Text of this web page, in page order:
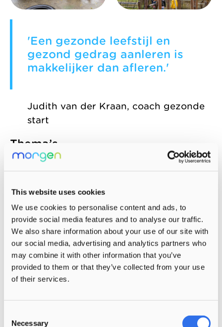
This website uses cookies
We use cookies to personalise content and ads, to
provide social media features and to analyse our traffic.
We also share information about your use of our site with
our social media, advertising and analytics partners who
may combine it with other information that you’ve
provided to them or that they’ve collected from your use
of their services.
Selection
Necessary
'Een gezonde leefstijl en
gezond gedrag aanleren is
makkelijker dan afleren.'
Judith van der Kraan, coach gezonde
start
Thema’s
Bij gezonde kinderopvang gaat het over
4–13 jaarmet veel inspiratie voor leuke
activiteiten. Samen met de
samenwerkingspartners van dit landelijk
initiatief, werken we aan alle thema’s. Die
gaan hand in hand met onze
pedagogische visie.